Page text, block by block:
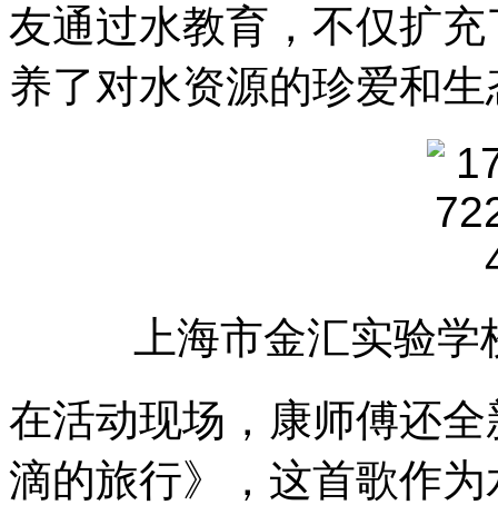
友通过水教育，不仅扩
养了对水资源的珍爱和
上海市金汇实验
在活动现场，康师傅还
滴的旅行》，这首歌作